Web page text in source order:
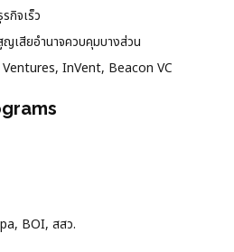
กิจเร็ว
ญเสียอำนาจควบคุมบางส่วน
InVent, Beacon VC
BOI, สสว.